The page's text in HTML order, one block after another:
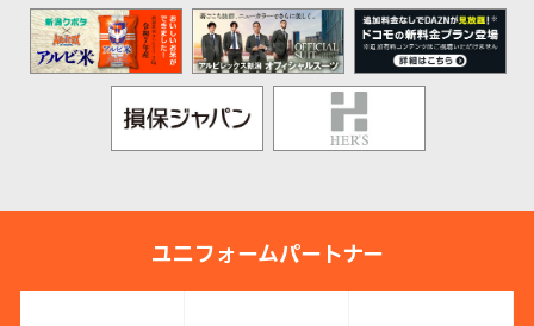
ユニフォームパートナー